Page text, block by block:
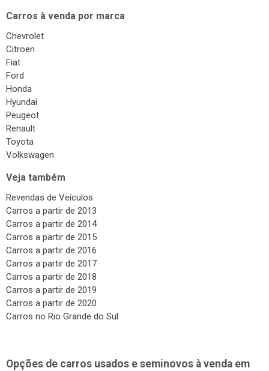
Carros à venda por marca
Chevrolet
Citroen
Fiat
Ford
Honda
Hyundai
Peugeot
Renault
Toyota
Volkswagen
Veja também
Revendas de Veículos
Carros a partir de 2013
Carros a partir de 2014
Carros a partir de 2015
Carros a partir de 2016
Carros a partir de 2017
Carros a partir de 2018
Carros a partir de 2019
Carros a partir de 2020
Carros no Rio Grande do Sul
Opções de carros usados e seminovos à venda em